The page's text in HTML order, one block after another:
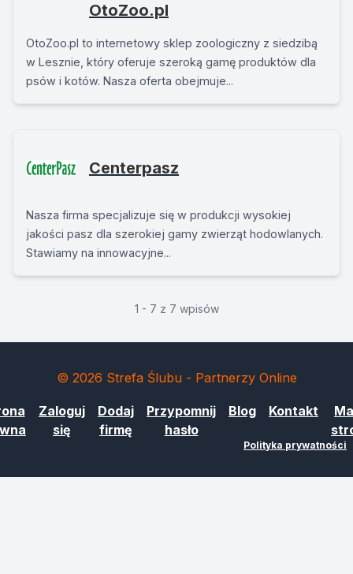
OtoZoo.pl
OtoZoo.pl to internetowy sklep zoologiczny z siedzibą
w Lesznie, który oferuje szeroką gamę produktów dla
psów i kotów. Nasza oferta obejmuje...
Centerpasz
Nasza firma specjalizuje się w produkcji wysokiej
jakości pasz dla szerokiej gamy zwierząt hodowlanych.
Stawiamy na innowacyjne...
1 - 7 z 7 wpisów
© 2026 Strefa Ślubu - Partnerzy Online
Zaloguj
się
Dodaj
firmę
Przypomnij
hasło
Blog Kontakt
Polityka prywatności